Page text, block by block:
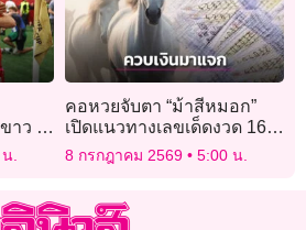
าว 8
น.
คอหวยจับตา “ม้าสีหมอก”
เปิดแนวทางเลขเด็ดงวด 16
ก.ค. 69 ชูเลขเด่น ลุ้นเลขท้าย
8 กรกฎาคม 2569 5:00 น.